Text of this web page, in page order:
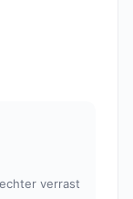
verrast